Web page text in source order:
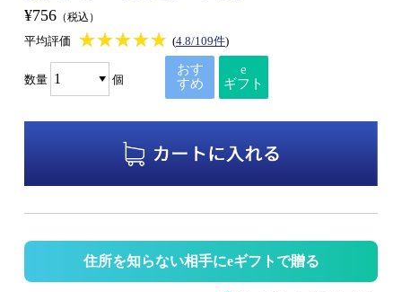
¥756 （税込）
平均評価 ★★★★★
★★★★★ (4.8/109件)
数量 個
おす
すめ
e
ギフト
住所を知らない相手にeギフトで贈る